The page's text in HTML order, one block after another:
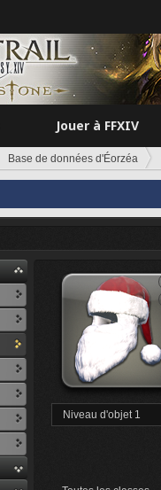
Jouer à FFXIV
Base de données d'Éorzéa
Niveau d'objet 1